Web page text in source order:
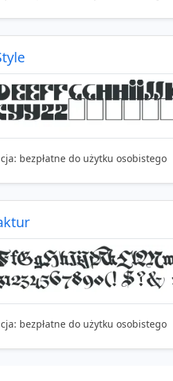
bezpłatne do użytku osobistego
bezpłatne do użytku osobistego